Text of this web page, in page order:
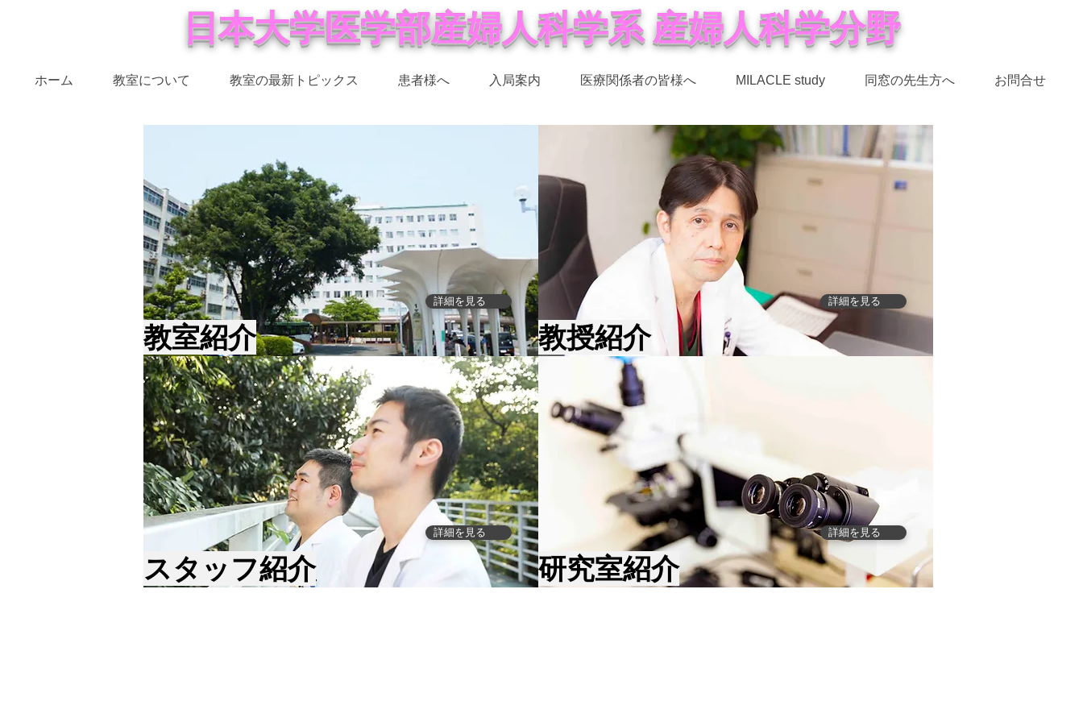
日本大学医学部産婦人科学系 産婦人科学分野
ホーム 教室について 教室の最新トピックス 患者様へ 入局案内 医療関係者の皆様へ MILACLE study 同窓の先生方へ お問合せ
詳細を見る
教室紹介
詳細を見る
スタッフ紹介
詳細を見る
教授紹介
詳細を見る
研究室紹介